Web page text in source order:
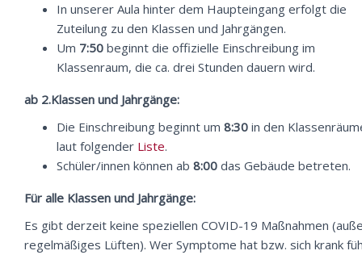
In unserer Aula hinter dem Haupteingang erfolgt die
Zuteilung zu den Klassen und Jahrgängen.
Um 7:50 beginnt die offizielle Einschreibung im
Klassenraum, die ca. drei Stunden dauern wird.
ab 2.Klassen und Jahrgänge:
Die Einschreibung beginnt um 8:30 in den
laut folgender Liste.
Schüler/innen können ab 8:00 das Gebäude betreten.
Für alle Klassen und Jahrgänge:
Es gibt derzeit keine speziellen COVID-19 Maßnahmen
regelmäßiges Lüften). Wer Symptome hat bzw. sich krank